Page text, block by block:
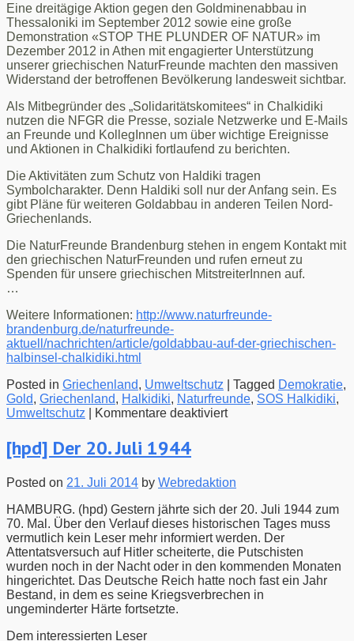
Eine dreitägige Aktion gegen den Goldminenabbau in
Thessaloniki im September 2012 sowie eine große
Demonstration «STOP THE PLUNDER OF NATUR» im
Dezember 2012 in Athen mit engagierter Unterstützung
unserer griechischen NaturFreunde machten den massiven
Widerstand der betroffenen Bevölkerung landesweit sichtbar.
Als Mitbegründer des „Solidaritätskomitees“ in Chalkidiki
nutzen die NFGR die Presse, soziale Netzwerke und E-Mails
an Freunde und KollegInnen um über wichtige Ereignisse
und Aktionen in Chalkidiki fortlaufend zu berichten.
Die Aktivitäten zum Schutz von Haldiki tragen
Symbolcharakter. Denn Haldiki soll nur der Anfang sein. Es
gibt Pläne für weiteren Goldabbau in anderen Teilen Nord-
Griechenlands.
Die NaturFreunde Brandenburg stehen in engem Kontakt mit
den griechischen NaturFreunden und rufen erneut zu
Spenden für unsere griechischen MitstreiterInnen auf.
…
Weitere Informationen: http://www.naturfreunde-
brandenburg.de/naturfreunde-
aktuell/nachrichten/article/goldabbau-auf-der-griechischen-
halbinsel-chalkidiki.html
Posted in Griechenland, Umweltschutz Tagged Demokratie,
Gold, Griechenland, Halkidiki, Naturfreunde, SOS Halkidiki,
Umweltschutz
Kommentare deaktiviertfür
griechischen
Halkidiki
[hpd] Der 20. Juli 1944
Posted on 21. Juli 2014 by Webredaktion
HAMBURG. (hpd) Gestern jährte sich der 20. Juli 1944 zum
70. Mal. Über den Verlauf dieses historischen Tages muss
vermutlich kein Leser mehr informiert werden. Der
Attentatsversuch auf Hitler scheiterte, die Putschisten
wurden noch in der Nacht oder in den kommenden Monaten
hingerichtet. Das Deutsche Reich hatte noch fast ein Jahr
Bestand, in dem es seine Kriegsverbrechen in
ungeminderter Härte fortsetzte.
Dem interessierten Leser